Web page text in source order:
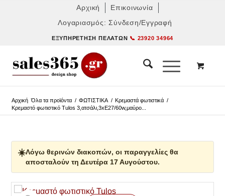
Αρχική
Επικοινωνία
Λογαριασμός: Σύνδεση/Εγγραφή
ΕΞΥΠΗΡΈΤΗΣΗ ΠΕΛΑΤΏΝ 📞 23920 34964
Αρχική Όλα τα προϊόντα / ΦΩΤΙΣΤΙΚΑ / Κρεμαστά φωτιστικά /
Κρεμαστό φωτιστικό Tulos 3,ατσάλι,3xE27/60w,μαύρο...
☀️Λόγω θερινών διακοπών, οι παραγγελίες θα
αποσταλούν τη Δευτέρα 17 Αυγούστου.